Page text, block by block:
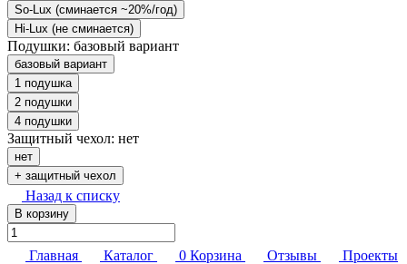
So-Lux (cминается ~20%/год)
Hi-Lux (не сминается)
Подушки: базовый вариант
базовый вариант
1 подушка
2 подушки
4 подушки
Защитный чехол: нет
нет
+ защитный чехол
Назад к списку
В корзину
Главная Каталог 0 Корзина Отзывы
Проекты